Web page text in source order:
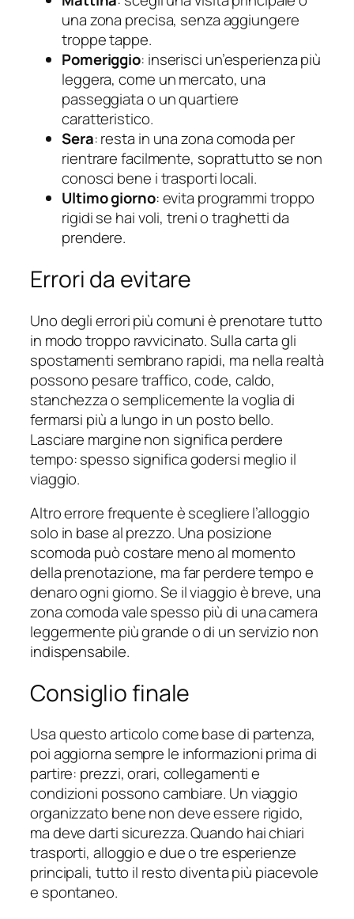
una zona precisa, senza aggiungere
troppe tappe.
Pomeriggio: inserisci un’esperienza più
leggera, come un mercato, una
passeggiata o un quartiere
caratteristico.
Sera: resta in una zona comoda per
rientrare facilmente, soprattutto se non
conosci bene i trasporti locali.
Ultimo giorno: evita programmi troppo
rigidi se hai voli, treni o traghetti da
prendere.
Errori da evitare
Uno degli errori più comuni è prenotare tutto
in modo troppo ravvicinato. Sulla carta gli
spostamenti sembrano rapidi, ma nella realtà
possono pesare traffico, code, caldo,
stanchezza o semplicemente la voglia di
fermarsi più a lungo in un posto bello.
Lasciare margine non significa perdere
tempo: spesso significa godersi meglio il
viaggio.
Altro errore frequente è scegliere l’alloggio
solo in base al prezzo. Una posizione
scomoda può costare meno al momento
della prenotazione, ma far perdere tempo e
denaro ogni giorno. Se il viaggio è breve, una
zona comoda vale spesso più di una camera
leggermente più grande o di un servizio non
indispensabile.
Consiglio finale
Usa questo articolo come base di partenza,
poi aggiorna sempre le informazioni prima di
partire: prezzi, orari, collegamenti e
condizioni possono cambiare. Un viaggio
organizzato bene non deve essere rigido,
ma deve darti sicurezza. Quando hai chiari
trasporti, alloggio e due o tre esperienze
principali, tutto il resto diventa più piacevole
e spontaneo.